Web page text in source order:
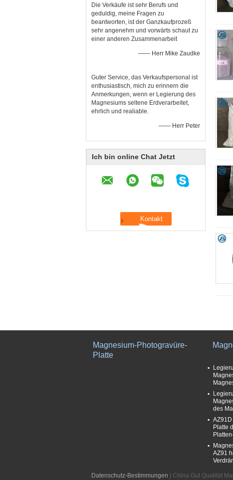
Die Verkäufe ist sehr Berufs und
geduldig, meine Fragen zu
beantworten, ist der Ganzkaufprozeß
sehr angenehm und vorwärts schaut zu
einer anderen Zusammenarbeit
—— Herr Mike Zaudke
Guter Service, das Verkaufspersonal ist
enthusiastisch, mich zu erinnern die
Anmerkungen, wenn er Legierung des
Magnesiums seltene Erdverarbeitet,
ehrlich und realiable.
—— Herr Peter
Ich bin online Chat Jetzt
Magnesium-Photogravüre-
Platte
des
Platte
AZ91
Datenschutz-Bestimmungen | China Gut Qualität